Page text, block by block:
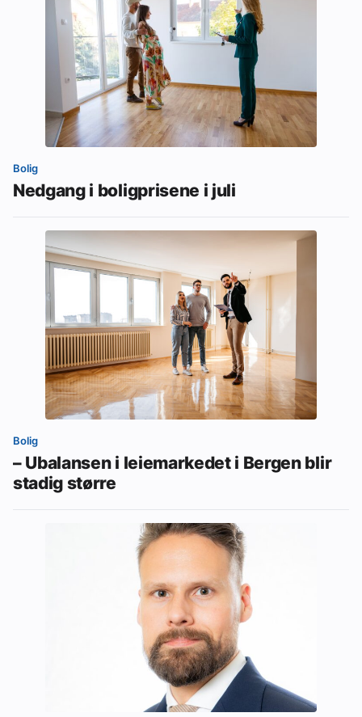
Bolig
Nedgang i boligprisene i juli
Bolig
– Ubalansen i leiemarkedet i Bergen blir
stadig større